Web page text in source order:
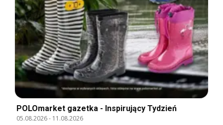
POLOmarket gazetka - Inspirujący Tydzień
05.08.2026- 11.08.2026